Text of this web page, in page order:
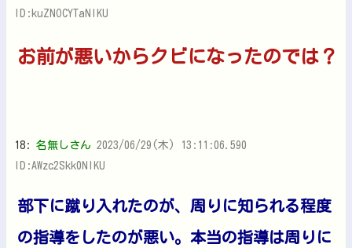
ID:kuZNOCYTaNIKU
お前が悪いからクビになったのでは？
18: 名無しさん 2023/06/29(木) 13:11:06.590
ID:AWzc2Skk0NIKU
部下に蹴り入れたのが、周りに知られる程度
の指導をしたのが悪い。本当の指導は周りに